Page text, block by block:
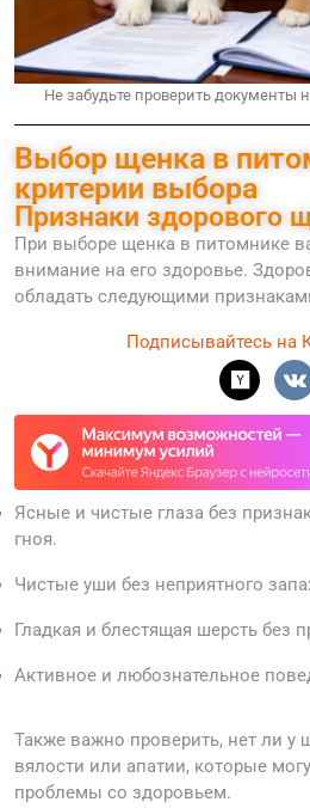
Не забудьте проверить документы
Выбор щенка в
критерии выбора
Признаки здорового
При выборе щенка в питомнике
внимание на его здоровье.
обладать следующими
Подписывайтесь на
Ясные и чистые глаза без
гноя.
Чистые уши без неприятного
Гладкая и блестящая шерсть без
Активное и любознательное
Также важно проверить, нет ли у
вялости или апатии, которые
проблемы со здоровьем.